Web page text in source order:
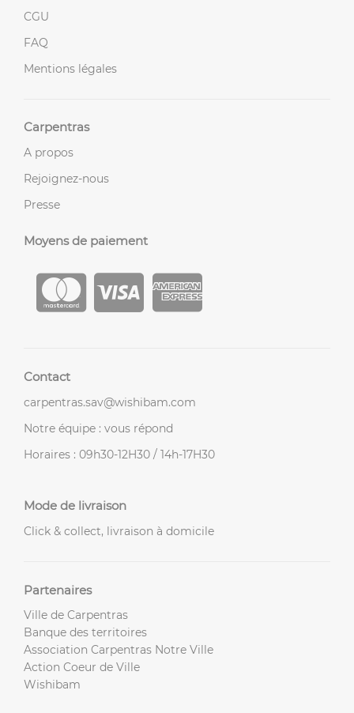
CGU
FAQ
Mentions légales
Carpentras
A propos
Rejoignez-nous
Presse
Moyens de paiement
Contact
carpentras.sav@wishibam.com
Notre équipe : vous répond
Horaires : 09h30-12H30 / 14h-17H30
Mode de livraison
Click & collect, livraison à domicile
Partenaires
Ville de Carpentras
Banque des territoires
Association Carpentras Notre Ville
Action Coeur de Ville
Wishibam